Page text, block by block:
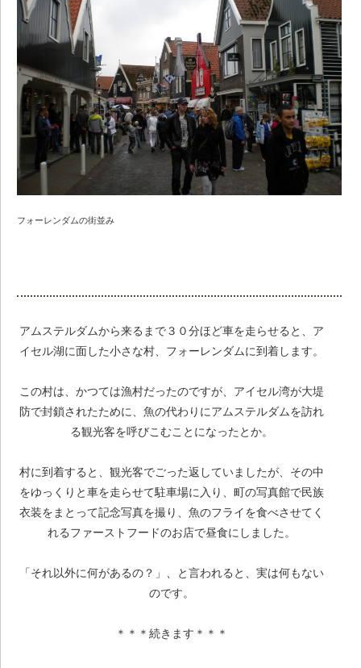
フォーレンダムの街並み
アムステルダムから来るまで３０分ほど車を走らせると、ア
イセル湖に面した小さな村、フォーレンダムに到着します。
この村は、かつては漁村だったのですが、アイセル湾が大堤
防で封鎖されたために、魚の代わりにアムステルダムを訪れ
る観光客を呼びこむことになったとか。
村に到着すると、観光客でごった返していましたが、その中
をゆっくりと車を走らせて駐車場に入り、町の写真館で民族
衣装をまとって記念写真を撮り、魚のフライを食べさせてく
れるファーストフードのお店で昼食にしました。
「それ以外に何があるの？」、と言われると、実は何もない
のです。
＊＊＊続きます＊＊＊